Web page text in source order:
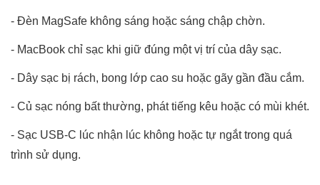
- Đèn MagSafe không sáng hoặc sáng chập chờn.
- MacBook chỉ sạc khi giữ đúng một vị trí của dây sạc.
- Dây sạc bị rách, bong lớp cao su hoặc gãy gần đầu cắm.
- Củ sạc nóng bất thường, phát tiếng kêu hoặc có mùi khét.
- Sạc USB-C lúc nhận lúc không hoặc tự ngắt trong quá
trình sử dụng.